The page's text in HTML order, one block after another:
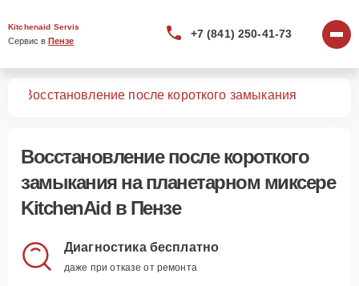
Kitchenaid Servis
Сервис в Пензе
+7 (841) 250-41-73
Восстановление после короткого замыкания
Восстановление после короткого
замыканияна планетарном миксере
KitchenAid в Пензе
Диагностика бесплатно
даже при отказе от ремонта